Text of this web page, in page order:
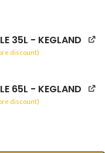
35L - KEGLAND
discount)
65L - KEGLAND
discount)